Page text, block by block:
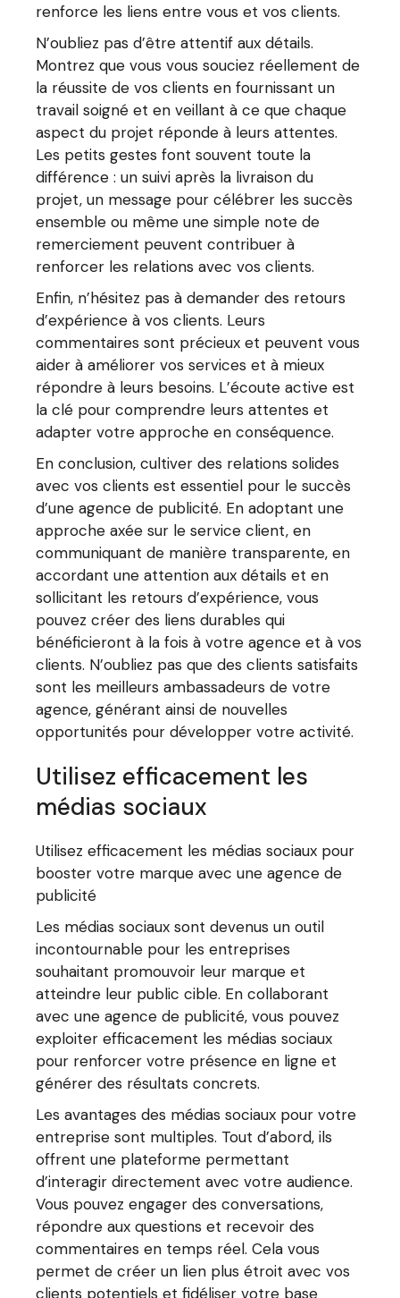
renforce les liens entre vous et vos clients.
N’oubliez pas d’être attentif aux détails.
Montrez que vous vous souciez réellement de
la réussite de vos clients en fournissant un
travail soigné et en veillant à ce que chaque
aspect du projet réponde à leurs attentes.
Les petits gestes font souvent toute la
différence : un suivi après la livraison du
projet, un message pour célébrer les succès
ensemble ou même une simple note de
remerciement peuvent contribuer à
renforcer les relations avec vos clients.
Enfin, n’hésitez pas à demander des retours
d’expérience à vos clients. Leurs
commentaires sont précieux et peuvent vous
aider à améliorer vos services et à mieux
répondre à leurs besoins. L’écoute active est
la clé pour comprendre leurs attentes et
adapter votre approche en conséquence.
En conclusion, cultiver des relations solides
avec vos clients est essentiel pour le succès
d’une agence de publicité. En adoptant une
approche axée sur le service client, en
communiquant de manière transparente, en
accordant une attention aux détails et en
sollicitant les retours d’expérience, vous
pouvez créer des liens durables qui
bénéficieront à la fois à votre agence et à vos
clients. N’oubliez pas que des clients satisfaits
sont les meilleurs ambassadeurs de votre
agence, générant ainsi de nouvelles
opportunités pour développer votre activité.
Utilisez efficacement les
médias sociaux
Utilisez efficacement les médias sociaux pour
booster votre marque avec une agence de
publicité
Les médias sociaux sont devenus un outil
incontournable pour les entreprises
souhaitant promouvoir leur marque et
atteindre leur public cible. En collaborant
avec une agence de publicité, vous pouvez
exploiter efficacement les médias sociaux
pour renforcer votre présence en ligne et
générer des résultats concrets.
Les avantages des médias sociaux pour votre
entreprise sont multiples. Tout d’abord, ils
offrent une plateforme permettant
d’interagir directement avec votre audience.
Vous pouvez engager des conversations,
répondre aux questions et recevoir des
commentaires en temps réel. Cela vous
permet de créer un lien plus étroit avec vos
clients potentiels et fidéliser votre base